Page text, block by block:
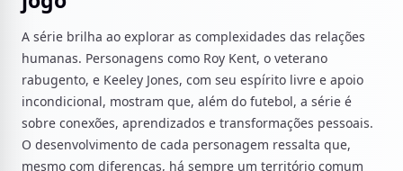
A série brilha ao explorar as complexidades das relações
humanas. Personagens como Roy Kent, o veterano
rabugento, e Keeley Jones, com seu espírito livre e apoio
incondicional, mostram que, além do futebol, a série é
sobre conexões, aprendizados e transformações pessoais.
O desenvolvimento de cada personagem ressalta que,
mesmo com diferenças, há sempre um território comum